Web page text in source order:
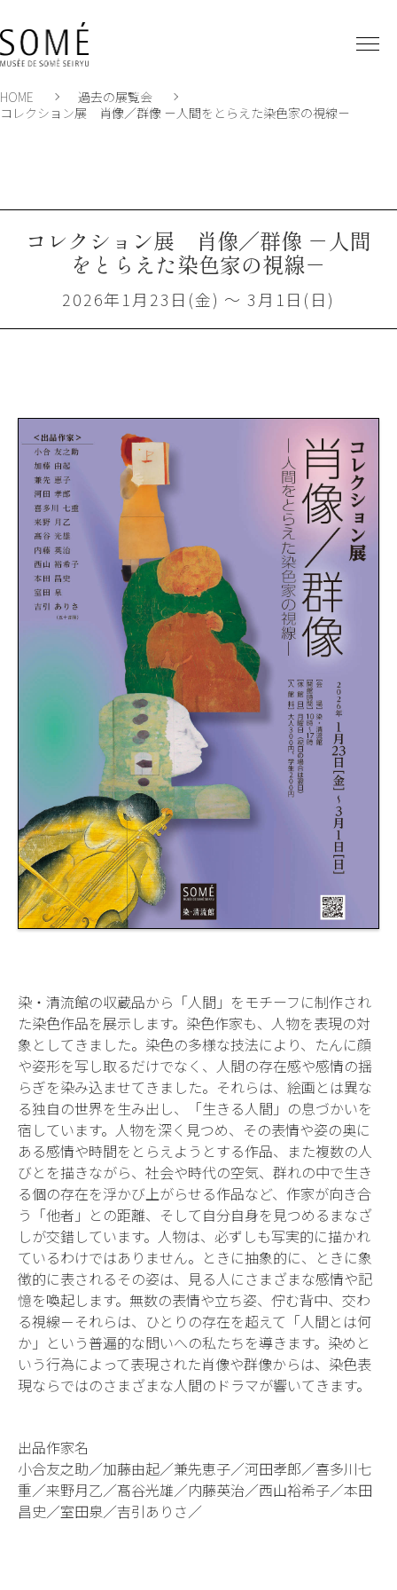
HOME
過去の展覧会
コレクション展 肖像／群像 －人間をとらえた染色家の視線－
コレクション展 肖像／群像 －人間
をとらえた染色家の視線－
2026年1月23日(金) ～ 3月1日(日)
染・清流館の収蔵品から「人間」をモチーフに制作され
た染色作品を展示します。染色作家も、人物を表現の対
象としてきました。染色の多様な技法により、たんに顔
や姿形を写し取るだけでなく、人間の存在感や感情の揺
らぎを染み込ませてきました。それらは、絵画とは異な
る独自の世界を生み出し、「生きる人間」の息づかいを
宿しています。人物を深く見つめ、その表情や姿の奥に
ある感情や時間をとらえようとする作品、また複数の人
びとを描きながら、社会や時代の空気、群れの中で生き
る個の存在を浮かび上がらせる作品など、作家が向き合
う「他者」との距離、そして自分自身を見つめるまなざ
しが交錯しています。人物は、必ずしも写実的に描かれ
ているわけではありません。ときに抽象的に、ときに象
徴的に表されるその姿は、見る人にさまざまな感情や記
憶を喚起します。無数の表情や立ち姿、佇む背中、交わ
る視線－それらは、ひとりの存在を超えて「人間とは何
か」という普遍的な問いへの私たちを導きます。染めと
いう行為によって表現された肖像や群像からは、染色表
現ならではのさまざまな人間のドラマが響いてきます。
出品作家名
小合友之助／加藤由起／兼先恵子／河田孝郎／喜多川七
重／来野月乙／髙谷光雄／内藤英治／西山裕希子／本田
昌史／室田泉／吉引ありさ／